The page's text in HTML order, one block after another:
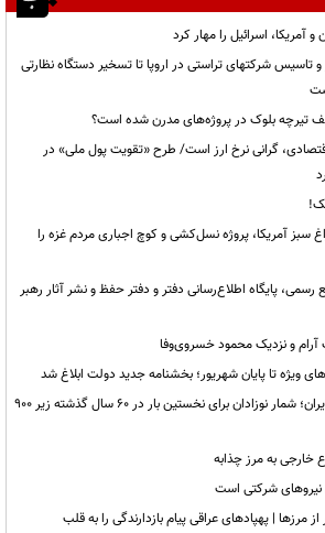
آمریکا، اسرائیل را مهار کرد
تاسیس شرکتهای تراستی در اروپا تا تسخیر دستگاه نظارتی
تیرچه بلوک در پروژه‌های مدرن شده است؟
گرانی نرخ ارز است/ طرح «تقویت پول ملی» در
سبز آمریکا، پروژه نسل‌کشی و کوچ اجباری مردم غزه را
رسمی، پایگاه اطلاع‌رسانی دفتر و دفتر حفظ و نشر آثار رهبر
آرام و نزدیک محمود خسروی‌وفا
ویژه تا پایان شهریور؛ بخشنامه جدید دولت ابلاغ شد
سقوط تاریخی نرخ تولد در ایران؛ شمار نوزادان برای نخستین بار در ۶۰ سال گذشته زیر ۹۰۰
خارجی به مرز چذابه
نیروهای شرکتی است
مرزها | پهپادهای عراقی پیام بازدارندگی را به قلب